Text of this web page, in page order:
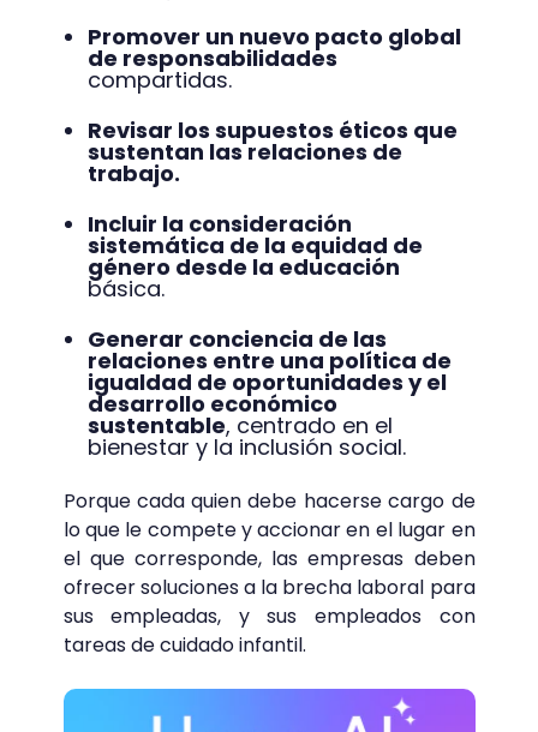
Promover un nuevo pacto global
de responsabilidades
compartidas.
Revisar los supuestos éticos que
sustentan las relaciones de
trabajo.
Incluir la consideración
sistemática de la equidad de
género desde la educación
básica.
Generar conciencia de las
relaciones entre una política de
igualdad de oportunidades y el
desarrollo económico
sustentable, centrado en el
bienestar y la inclusión social.
Porque cada quien debe hacerse cargo de
lo que le compete y accionar en el lugar en
el que corresponde, las empresas deben
ofrecer soluciones a la brecha laboral para
sus empleadas, y sus empleados con
tareas de cuidado infantil.